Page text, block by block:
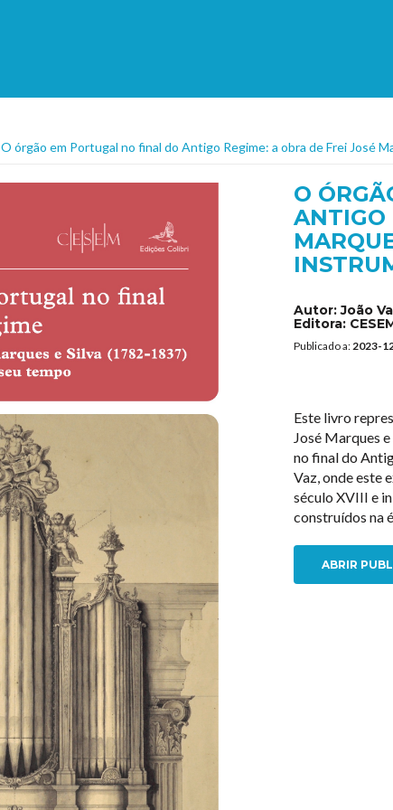
O órgão em Portugal no final do Antigo Regime: a obra de Frei José
O
ANTIGO
Autor:João
Editora:
Publicado a: 2023-
Este livro
José Marques
no final do
Vaz, onde este
século XVIII e
construídos na
ABRIR